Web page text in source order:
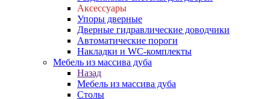
Аксессуары
Упоры дверные
Дверные гидравлические доводчики
Автоматические пороги
Накладки и WC-комплекты
Мебель из массива дуба
Назад
Мебель из массива дуба
Столы